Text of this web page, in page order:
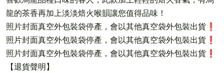
龍的茶香再加上淡淡焙火喉韻讓您值得品味！
照片封面真空外包裝袋停產，會以其他真空袋外包裝出貨❗️
照片封面真空外包裝袋停產，會以其他真空袋外包裝出貨❗️
照片封面真空外包裝袋停產，會以其他真空袋外包裝出貨❗️
【退貨聲明】